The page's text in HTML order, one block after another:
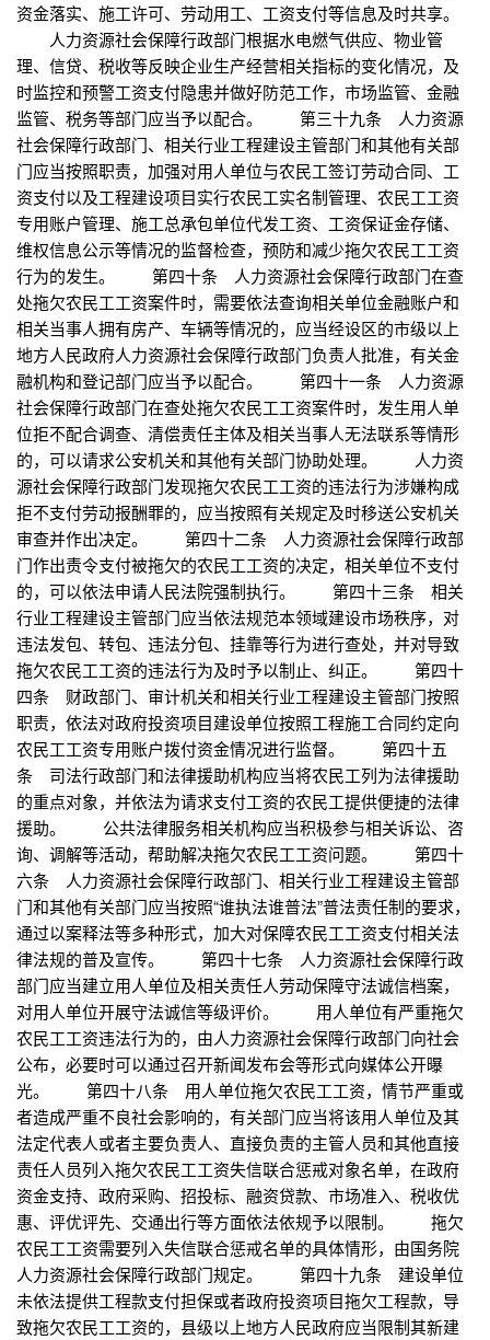
资金落实、施工许可、劳动用工、工资支付等信息及时共享。
人力资源社会保障行政部门根据水电燃气供应、物业管
理、信贷、税收等反映企业生产经营相关指标的变化情况，及
时监控和预警工资支付隐患并做好防范工作，市场监管、金融
监管、税务等部门应当予以配合。 第三十九条 人力资源
社会保障行政部门、相关行业工程建设主管部门和其他有关部
门应当按照职责，加强对用人单位与农民工签订劳动合同、工
资支付以及工程建设项目实行农民工实名制管理、农民工工资
专用账户管理、施工总承包单位代发工资、工资保证金存储、
维权信息公示等情况的监督检查，预防和减少拖欠农民工工资
行为的发生。 第四十条 人力资源社会保障行政部门在查
处拖欠农民工工资案件时，需要依法查询相关单位金融账户和
相关当事人拥有房产、车辆等情况的，应当经设区的市级以上
地方人民政府人力资源社会保障行政部门负责人批准，有关金
融机构和登记部门应当予以配合。 第四十一条 人力资源
社会保障行政部门在查处拖欠农民工工资案件时，发生用人单
位拒不配合调查、清偿责任主体及相关当事人无法联系等情形
的，可以请求公安机关和其他有关部门协助处理。 人力资
源社会保障行政部门发现拖欠农民工工资的违法行为涉嫌构成
拒不支付劳动报酬罪的，应当按照有关规定及时移送公安机关
审查并作出决定。 第四十二条 人力资源社会保障行政部
门作出责令支付被拖欠的农民工工资的决定，相关单位不支付
的，可以依法申请人民法院强制执行。 第四十三条 相关
行业工程建设主管部门应当依法规范本领域建设市场秩序，对
违法发包、转包、违法分包、挂靠等行为进行查处，并对导致
拖欠农民工工资的违法行为及时予以制止、纠正。 第四十
四条 财政部门、审计机关和相关行业工程建设主管部门按照
职责，依法对政府投资项目建设单位按照工程施工合同约定向
农民工工资专用账户拨付资金情况进行监督。 第四十五
条 司法行政部门和法律援助机构应当将农民工列为法律援助
的重点对象，并依法为请求支付工资的农民工提供便捷的法律
援助。 公共法律服务相关机构应当积极参与相关诉讼、咨
询、调解等活动，帮助解决拖欠农民工工资问题。 第四十
六条 人力资源社会保障行政部门、相关行业工程建设主管部
门和其他有关部门应当按照“谁执法谁普法”普法责任制的要求，
通过以案释法等多种形式，加大对保障农民工工资支付相关法
律法规的普及宣传。 第四十七条 人力资源社会保障行政
部门应当建立用人单位及相关责任人劳动保障守法诚信档案，
对用人单位开展守法诚信等级评价。 用人单位有严重拖欠
农民工工资违法行为的，由人力资源社会保障行政部门向社会
公布，必要时可以通过召开新闻发布会等形式向媒体公开曝
光。 第四十八条 用人单位拖欠农民工工资，情节严重或
者造成严重不良社会影响的，有关部门应当将该用人单位及其
法定代表人或者主要负责人、直接负责的主管人员和其他直接
责任人员列入拖欠农民工工资失信联合惩戒对象名单，在政府
资金支持、政府采购、招投标、融资贷款、市场准入、税收优
惠、评优评先、交通出行等方面依法依规予以限制。 拖欠
农民工工资需要列入失信联合惩戒名单的具体情形，由国务院
人力资源社会保障行政部门规定。 第四十九条 建设单位
未依法提供工程款支付担保或者政府投资项目拖欠工程款，导
致拖欠农民工工资的，县级以上地方人民政府应当限制其新建